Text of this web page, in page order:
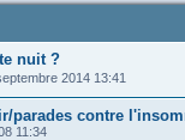
nuit ?
2014 13:41
parades contre
11:34